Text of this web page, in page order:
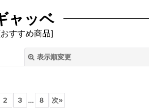
ャッベ
おすすめ商品]
表示順変更
2 3 ... 8 次»